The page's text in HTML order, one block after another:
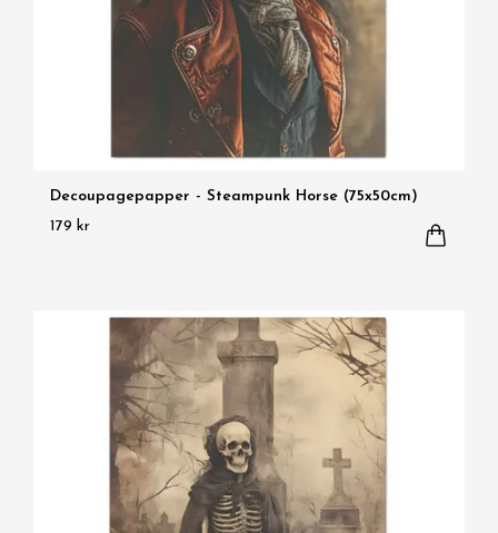
Decoupagepapper - Steampunk Horse (75x50cm)
179 kr